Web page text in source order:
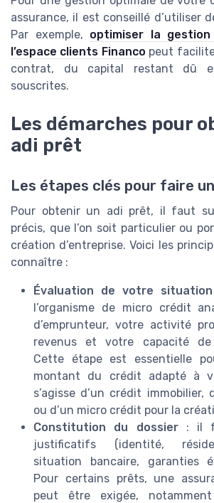
assurance, il est conseillé d’utiliser
Par exemple, optimiser la
l’espace clients Financo peut
contrat, du capital restant dû
souscrites.
Les démarches pour
adi prêt
Les étapes clés pour faire
Pour obtenir un adi prêt, il faut
précis, que l’on soit particulier ou
création d’entreprise. Voici les
connaître :
Évaluation de votre situation
l’organisme de micro crédit
d’emprunteur, votre activité
revenus et votre capacité de
Cette étape est essentielle
montant du crédit adapté à
s’agisse d’un crédit immobilier,
ou d’un micro crédit pour la
Constitution du dossier: il
justificatifs (identité,
situation bancaire, garanties
Pour certains prêts, une
peut être exigée,